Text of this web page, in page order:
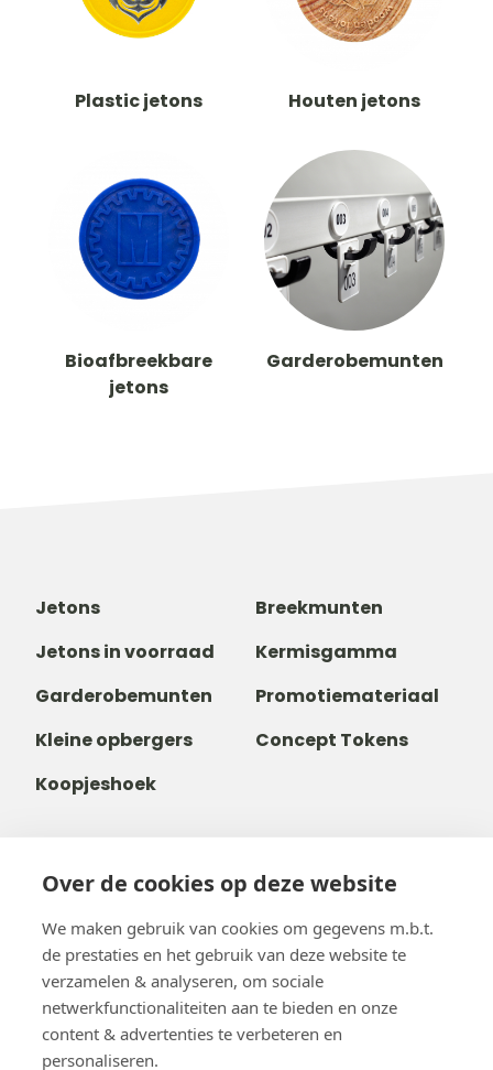
Over de cookies op deze website
We maken gebruik van cookies om gegevens m.b.t.
de prestaties en het gebruik van deze website te
verzamelen & analyseren, om sociale
netwerkfunctionaliteiten aan te bieden en onze
content & advertenties te verbeteren en
personaliseren.
Plastic jetons Houten jetons
Bioafbreekbare
jetons
Garderobemunten
Jetons
Breekmunten
Jetons in voorraad
Kermisgamma
Garderobemunten
Promotiemateriaal
Kleine opbergers
Concept Tokens
Koopjeshoek
+32 14 38 99 00
+32488237146
info@b-token.eu
Facebook
Instagram
YouTube
LinkedIn